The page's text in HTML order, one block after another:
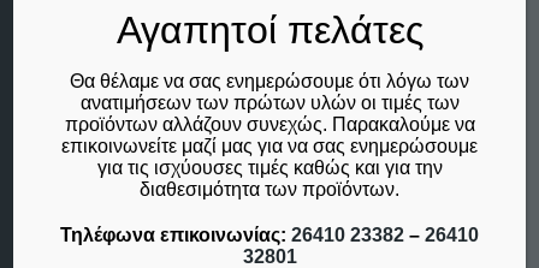
Μέλος τουΑγαπητοί πελάτες
Θα θέλαμε να σας ενημερώσουμε ότι λόγω των
ανατιμήσεων των πρώτων υλών οι τιμές των
προϊόντων αλλάζουν συνεχώς. Παρακαλούμε να
επικοινωνείτε μαζί μας για να σας ενημερώσουμε
για τις ισχύουσες τιμές καθώς και για την
διαθεσιμότητα των προϊόντων.
Τηλέφωνα επικοινωνίας: 26410 23382 – 26410
32801